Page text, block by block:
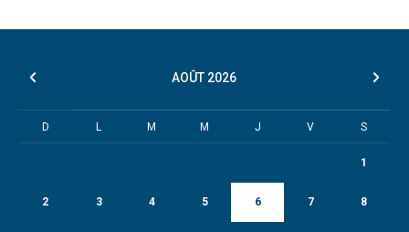
AOÛT 2026
D L M M J V S
1
2 3 4 5 6 7 8